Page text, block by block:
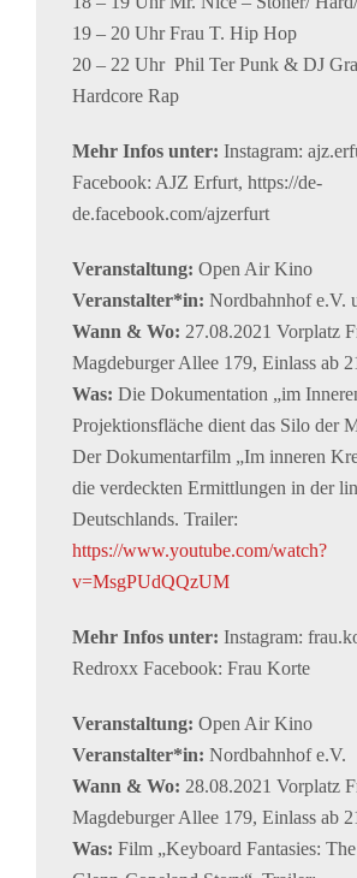
19 – 20 Uhr Frau T. Hip Hop
20 – 22 Uhr Phil Ter Punk & DJ
Hardcore Rap
Mehr Infos unter: Instagram:
Facebook: AJZ Erfurt, https://de-
de.facebook.com/ajzerfurt
Veranstaltung: Open Air Kino
Veranstalter*in: Nordbahnhof e.V.
Wann & Wo: 27.08.2021 Vorplatz
Magdeburger Allee 179, Einlass ab
Was: Die Dokumentation „im
Projektionsfläche dient das Silo der
Der Dokumentarfilm „Im inneren
die verdeckten Ermittlungen in der
Deutschlands. Trailer:
https://www.youtube.com/watch?
v=MsgPUdQQzUM
Mehr Infos unter: Instagram:
Redroxx Facebook: Frau Korte
Veranstaltung: Open Air Kino
Veranstalter*in: Nordbahnhof e.V.
Wann & Wo: 28.08.2021 Vorplatz
Magdeburger Allee 179, Einlass ab
Was: Film „Keyboard Fantasies: